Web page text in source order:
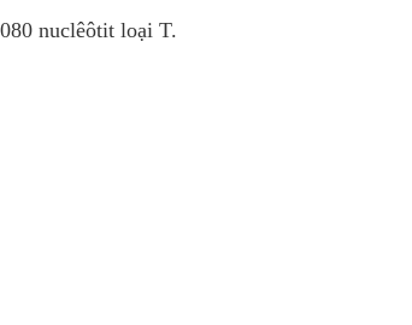
nuclêôtit loại T.